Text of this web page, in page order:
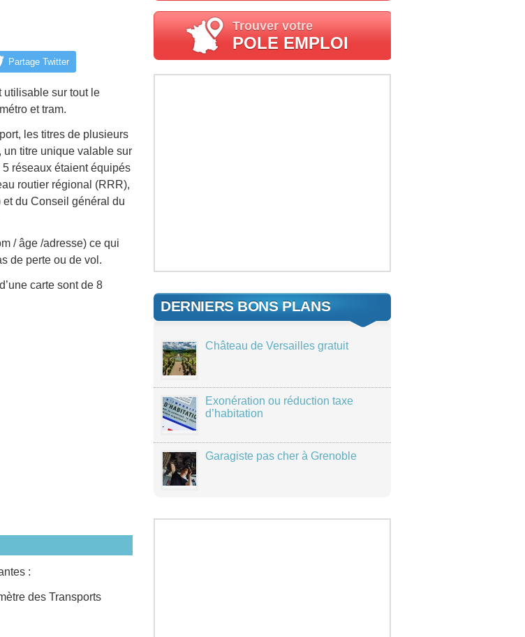
Partage Twitter
utilisable sur tout le
et tram.
les titres de plusieurs
un titre unique valable sur
réseaux étaient équipés
routier régional (RRR),
du Conseil général du
/ âge /adresse) ce qui
de perte ou de vol.
carte sont de 8
:
des Transports
Trouver votre
POLE EMPLOI
DERNIERS BONS PLANS
Château de Versailles gratuit
Exonération ou réduction taxe
d’habitation
Garagiste pas cher à Grenoble